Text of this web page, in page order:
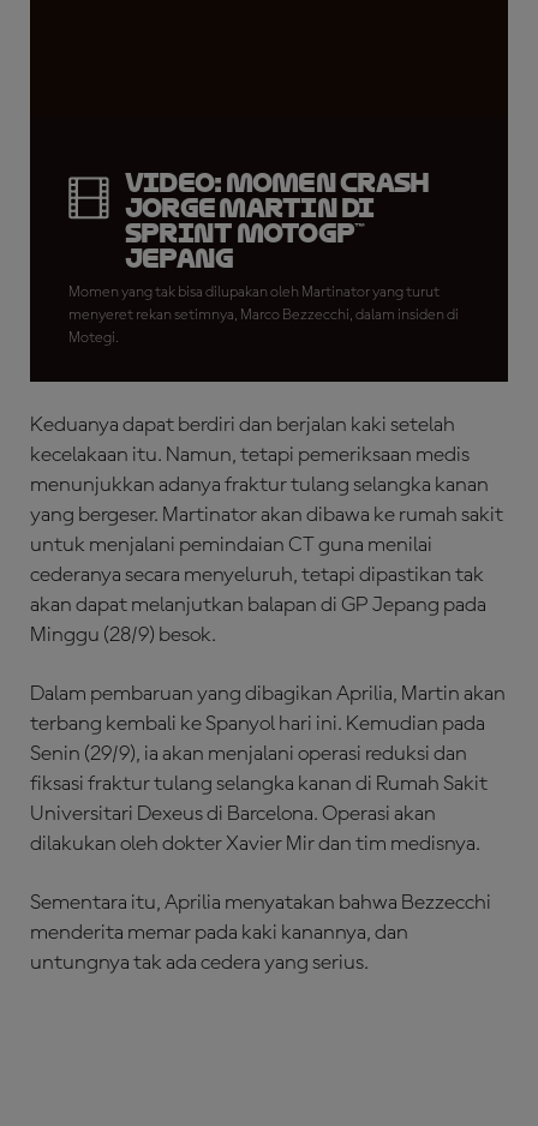
VIDEO: Momen Crash
Jorge Martin di
Sprint MotoGP™
Jepang
Momen yang tak bisa dilupakan oleh Martinator yang turut
menyeret rekan setimnya, Marco Bezzecchi, dalam insiden di
Motegi.
Keduanya dapat berdiri dan berjalan kaki setelah
kecelakaan itu. Namun, tetapi pemeriksaan medis
menunjukkan adanya fraktur tulang selangka kanan
yang bergeser. Martinator akan dibawa ke rumah sakit
untuk menjalani pemindaian CT guna menilai
cederanya secara menyeluruh, tetapi dipastikan tak
akan dapat melanjutkan balapan di GP Jepang pada
Minggu (28/9) besok.
Dalam pembaruan yang dibagikan Aprilia, Martin akan
terbang kembali ke Spanyol hari ini. Kemudian pada
Senin (29/9), ia akan menjalani operasi reduksi dan
fiksasi fraktur tulang selangka kanan di Rumah Sakit
Universitari Dexeus di Barcelona. Operasi akan
dilakukan oleh dokter Xavier Mir dan tim medisnya.
Sementara itu, Aprilia menyatakan bahwa Bezzecchi
menderita memar pada kaki kanannya, dan
untungnya tak ada cedera yang serius.